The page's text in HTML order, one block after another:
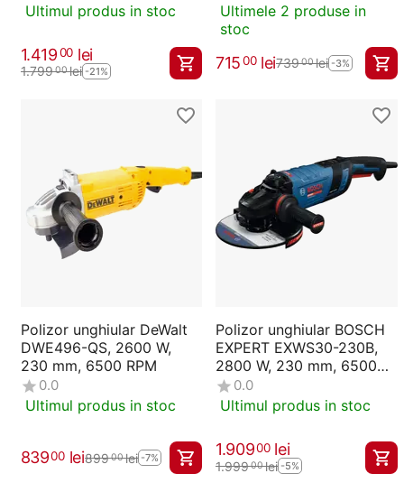
Ultimul produs in stoc
1.41900 lei
1.79900lei -21%
Ultimele 2 produse in
stoc
71500 lei73900lei -3%
Polizor unghiular DeWalt
DWE496-QS, 2600 W,
230 mm, 6500 RPM
0.0
Ultimul produs in stoc
83900 lei89900lei -7%
Polizor unghiular BOSCH
EXPERT EXWS30-230B,
2800 W, 230 mm, 6500
RPM (06018G1001)
0.0
Ultimul produs in stoc
1.90900 lei
1.99900lei -5%